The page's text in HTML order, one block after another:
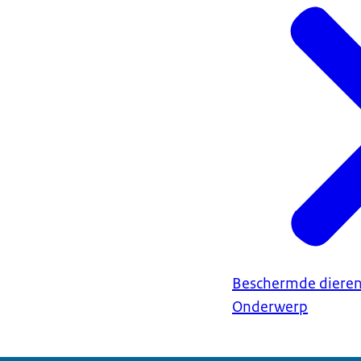
Ondertiteling
1,0 KB
Download
Beschermde
Onderwerp